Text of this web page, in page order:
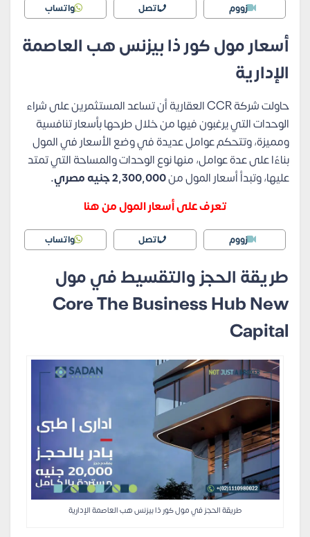
زووم اتصل واتساب
أسعار مول كور ذا بيزنس هب العاصمة
الإدارية
حاولت شركة CCR العقارية أن تساعد المستثمرين على شراء
الوحدات التي يرغبون فيها من خلال طرحها بأسعار تنافسية
ومميزة، وتتحكم عوامل عديدة في وضع الأسعار في المول
بناءًا على عدة عوامل، منها نوع الوحدات والمساحة التي تمتد
عليها، وتبدأ أسعار المول من
تعرف على أسعار المول من هنا
زووم اتصل واتساب
طريقة الحجز والتقسيط في مول
Core The Business Hub New
Capital
طريقة الحجز في مول كور ذا بيزنس هب العاصمة الإدارية